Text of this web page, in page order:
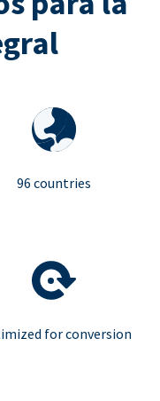
96 countries
for conversion